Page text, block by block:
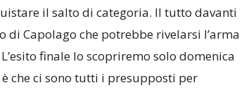
il salto di categoria. Il tutto davanti
di Capolago che potrebbe rivelarsi l’arma
finale lo scopriremo solo domenica
che ci sono tutti i presupposti per